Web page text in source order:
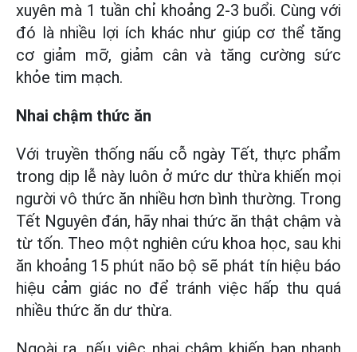
xuyên mà 1 tuần chỉ khoảng 2-3 buổi. Cùng với
đó là nhiều lợi ích khác như giúp cơ thể tăng
cơ giảm mỡ, giảm cân và tăng cường sức
khỏe tim mạch.
Nhai chậm thức ăn
Với truyền thống nấu cỗ ngày Tết, thực phẩm
trong dịp lễ này luôn ở mức dư thừa khiến mọi
người vô thức ăn nhiều hơn bình thường. Trong
Tết Nguyên đán, hãy nhai thức ăn thật chậm và
từ tốn. Theo một nghiên cứu khoa học, sau khi
ăn khoảng 15 phút não bộ sẽ phát tín hiệu báo
hiệu cảm giác no để tránh việc hấp thu quá
nhiều thức ăn dư thừa.